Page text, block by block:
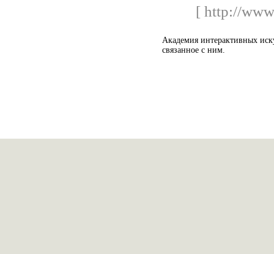
[ http://
Академия интерактивных
связанное с ним.